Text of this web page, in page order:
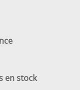
en stock